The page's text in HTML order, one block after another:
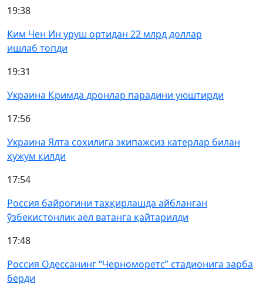
19:38
Ким Чен Ин уруш ортидан 22 млрд доллар
ишлаб топди
19:31
Украина Қримда дронлар парадини уюштирди
17:56
Украина Ялта соҳилига экипажсиз катерлар билан
ҳужум қилди
17:54
Россия байроғини таҳқирлашда айбланган
ўзбекистонлик аёл ватанга қайтарилди
17:48
Россия Одессанинг “Черноморетс” стадионига зарба
берди